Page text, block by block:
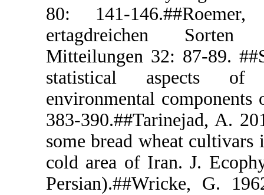
80: 141-
statistical
383-
some bread
cold area